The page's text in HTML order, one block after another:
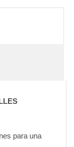
para una